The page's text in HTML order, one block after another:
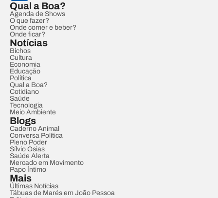
Qual a Boa?
Agenda de Shows
O que fazer?
Onde comer e beber?
Onde ficar?
Notícias
Bichos
Cultura
Economia
Educação
Política
Qual a Boa?
Cotidiano
Saúde
Tecnologia
Meio Ambiente
Blogs
Caderno Animal
Conversa Política
Pleno Poder
Sílvio Osias
Saúde Alerta
Mercado em Movimento
Papo Íntimo
Mais
Últimas Notícias
Tábuas de Marés em João Pessoa